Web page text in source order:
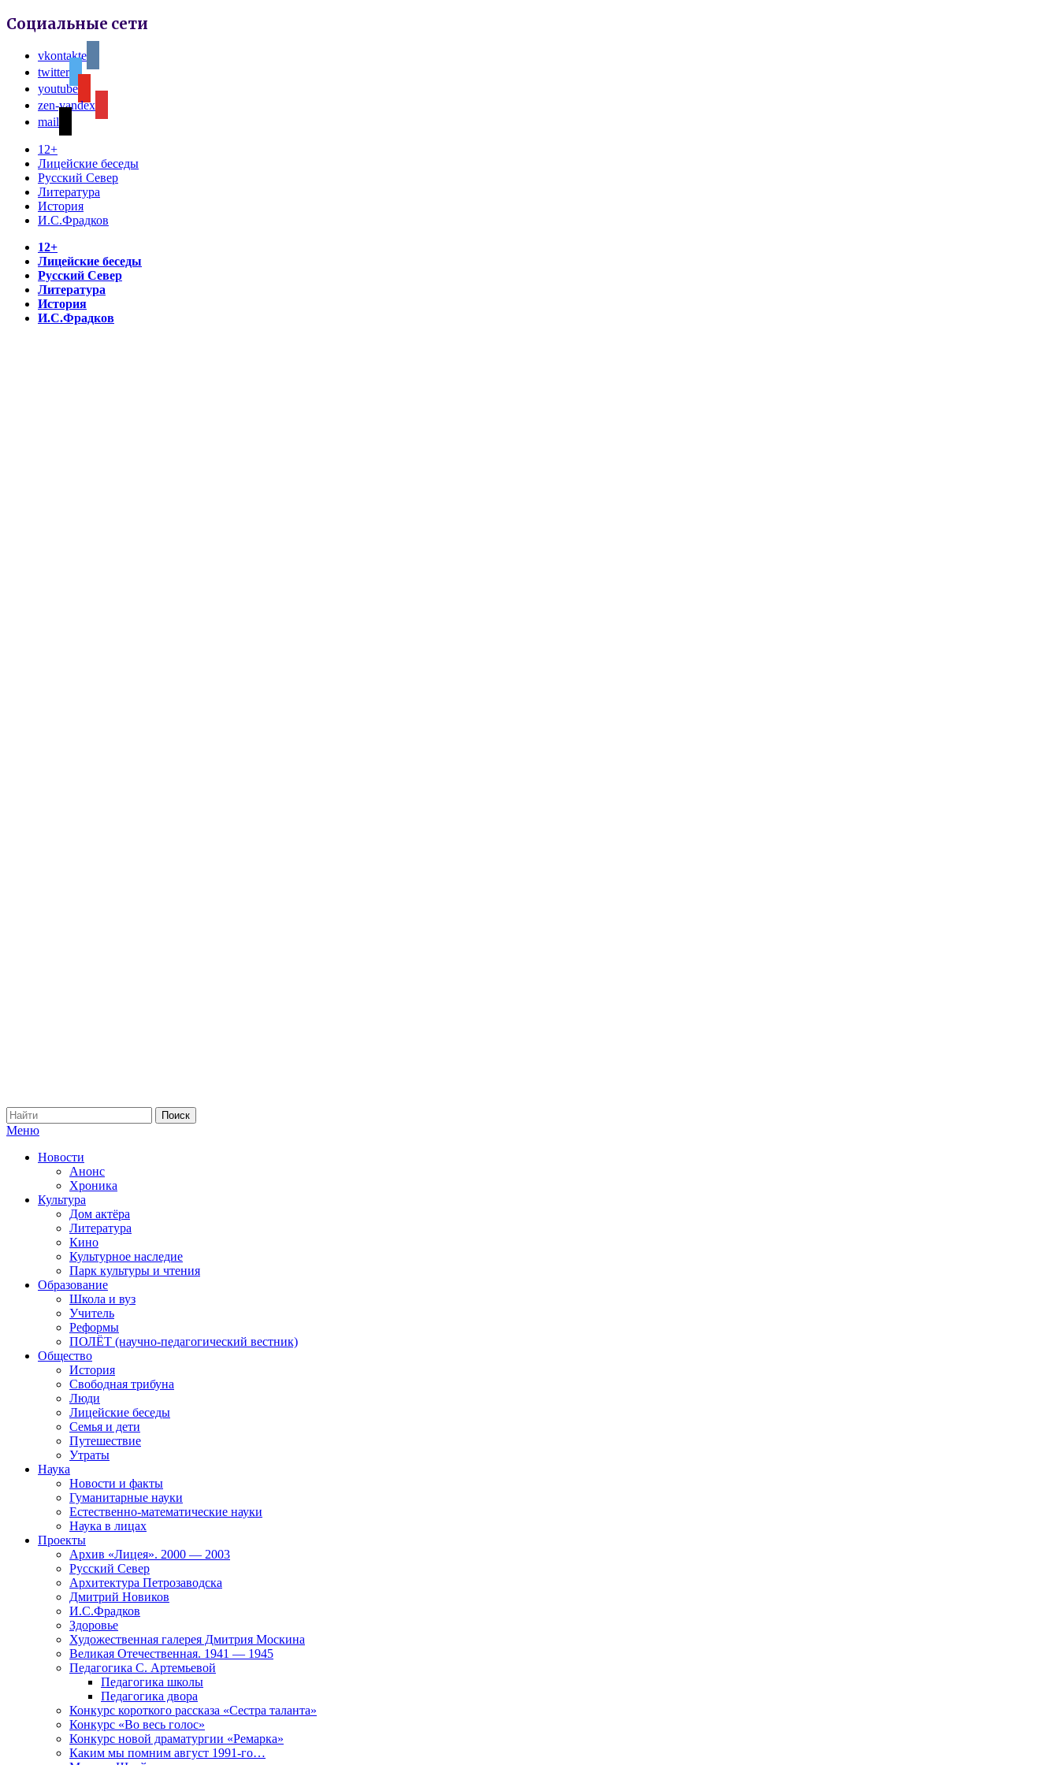
Социальные сети
vkontakte
twitter
youtube
zen-yandex
mail
12+
Лицейские беседы
Русский Север
Литература
История
И.С.Фрадков
12+
Лицейские беседы
Русский Север
Литература
История
И.С.Фрадков
Меню
Новости
Анонс
Хроника
Культура
Дом актёра
Литература
Кино
Культурное наследие
Парк культуры и чтения
Образование
Школа и вуз
Учитель
Реформы
ПОЛЁТ (научно-педагогический вестник)
Общество
История
Свободная трибуна
Люди
Лицейские беседы
Семья и дети
Путешествие
Утраты
Наука
Новости и факты
Гуманитарные науки
Естественно-математические науки
Наука в лицах
Проекты
Архив «Лицея». 2000 — 2003
Русский Север
Архитектура Петрозаводска
Дмитрий Новиков
И.С.Фрадков
Здоровье
Художественная галерея Дмитрия Москина
Великая Отечественная. 1941 — 1945
Педагогика С. Артемьевой
Педагогика школы
Педагогика двора
Конкурс короткого рассказа «Сестра таланта»
Конкурс «Во весь голос»
Конкурс новой драматургии «Ремарка»
Каким мы помним август 1991-го…